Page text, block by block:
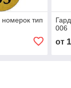
тип
006
от